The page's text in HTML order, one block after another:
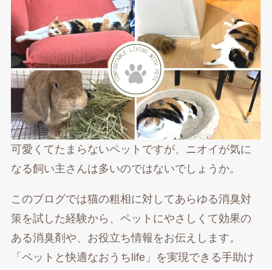
可愛くてたまらないペットですが、ニオイが気に
なる飼い主さんは多いのではないでしょうか。
このブログでは猫の粗相に対してあらゆる消臭対
策を試した経験から、ペットにやさしくて効果の
ある消臭剤や、お役立ち情報をお伝えします。
「ペットと快適なおうちlife」を実現できる手助け